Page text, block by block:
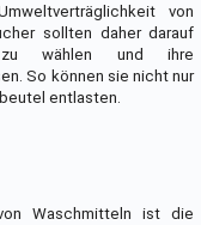
von
sollten daher darauf
zu wählen und ihre
So können sie nicht nur
entlasten.
Waschmitteln ist die